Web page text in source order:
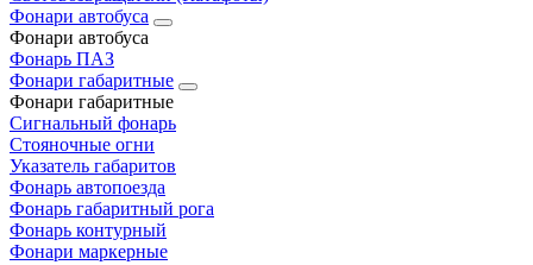
Фонари автобуса
Фонари автобуса
Фонарь ПАЗ
Фонари габаритные
Фонари габаритные
Сигнальный фонарь
Стояночные огни
Указатель габаритов
Фонарь автопоезда
Фонарь габаритный рога
Фонарь контурный
Фонари маркерные